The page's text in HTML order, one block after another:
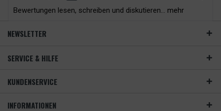
Bewertungen lesen, schreiben und diskutieren... mehr
NEWSLETTER
SERVICE & HILFE
KUNDENSERVICE
INFORMATIONEN